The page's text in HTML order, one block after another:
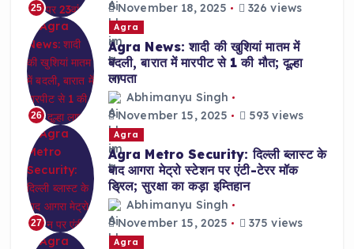
25
November 18, 2025
326 views
26
Agra
Agra News: शादी की खुशियां मातम में
बदली, बारात में मारपीट से 1 की मौत; दूल्हा
लापता
Abhimanyu Singh
November 15, 2025
593 views
27
Agra
Agra Metro Security: दिल्ली ब्लास्ट के
बाद आगरा मेट्रो स्टेशन पर एंटी-टेरर मॉक
ड्रिल; सुरक्षा का कड़ा इम्तिहान
Abhimanyu Singh
November 15, 2025
375 views
Agra